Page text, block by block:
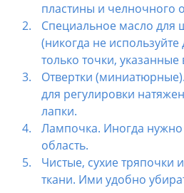
пластины и челночного
Специальное масло
(никогда не
только точки, указанные
Отвертки
для регулировки
лапки.
Лампочка. Иногда
область.
Чистые, сухие тряпочки
ткани. Ими удобно